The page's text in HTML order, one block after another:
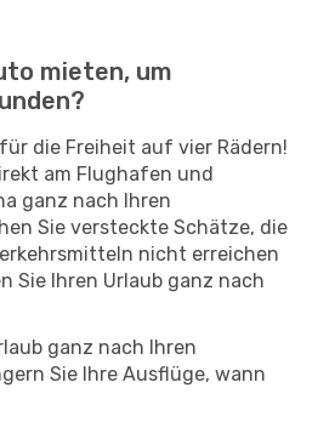
mieten, um
die Freiheit auf vier Rädern!
am Flughafen und
ganz nach Ihren
Sie versteckte Schätze, die
nicht erreichen
Sie Ihren Urlaub ganz nach
ganz nach Ihren
Sie Ihre Ausflüge, wann